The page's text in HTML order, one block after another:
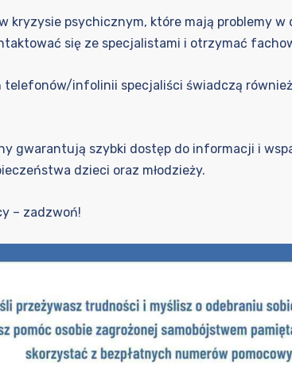
kryzysie psychicznym, które mają problemy
się ze specjalistami i otrzymać
telefonów/infolinii specjaliści świadczą
gwarantują szybki dostęp do informacji i
dzieci oraz młodzieży.
– zadzwoń!